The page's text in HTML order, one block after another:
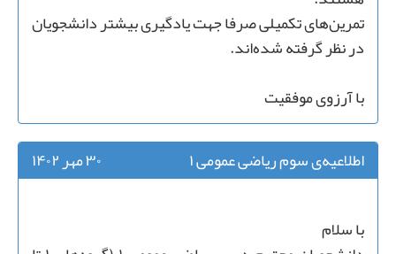
تمرین‌های تکمیلی صرفا جهت یادگیری بیشتر دانشجویان
در نظر گرفته شده‌‌اند.
با آرزوی موفقیت
اطلاعیه‌ی سوم ریاضی عمومی ۱
۳۰ مهر ۱۴۰۲
با سلام